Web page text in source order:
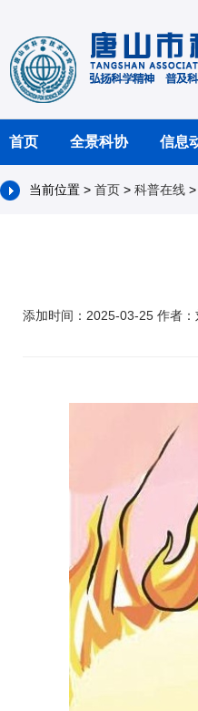
首页 全景科协 信息
当前位置 > 首页 > 科普在线 >
添加时间：2025-03-25 作者